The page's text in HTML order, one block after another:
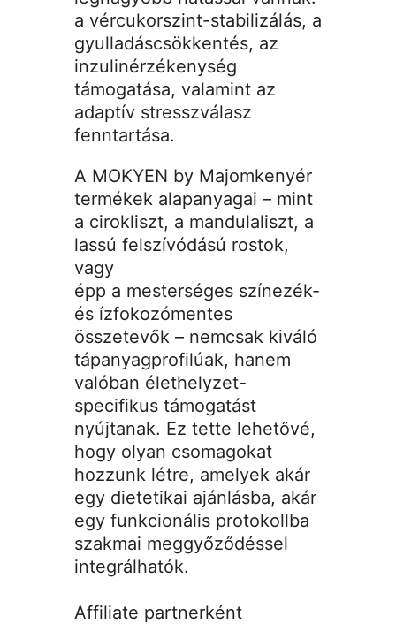
a vércukorszint-stabilizálás, a
gyulladáscsökkentés, az
inzulinérzékenység
támogatása, valamint az
adaptív stresszválasz
fenntartása.
A MOKYEN by Majomkenyér
termékek alapanyagai – mint
a cirokliszt, a mandulaliszt, a
lassú felszívódású rostok,
vagy
épp a mesterséges színezék-
és ízfokozómentes
összetevők – nemcsak kiváló
tápanyagprofilúak, hanem
valóban élethelyzet-
specifikus támogatást
nyújtanak. Ez tette lehetővé,
hogy olyan csomagokat
hozzunk létre, amelyek akár
egy dietetikai ajánlásba, akár
egy funkcionális protokollba
szakmai meggyőződéssel
integrálhatók.
Affiliate partnerként